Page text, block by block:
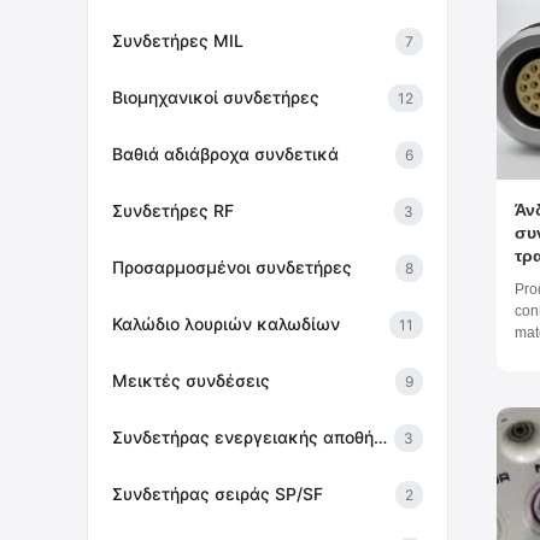
Συνδετήρες MIL 7
Βιομηχανικοί συνδετήρες 12
Βαθιά αδιάβροχα συνδετικά 6
Συνδετήρες RF 3
Προσαρμοσμένοι συνδετήρες 8
Καλώδιο λουριών καλωδίων 11
Μεικτές συνδέσεις 9
Συνδετήρας ενεργειακής αποθήκευσης 3
Συνδετήρας σειράς SP/SF 2